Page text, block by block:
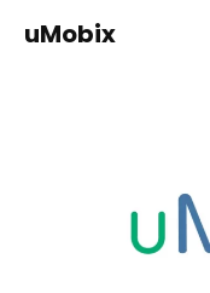
uMobix